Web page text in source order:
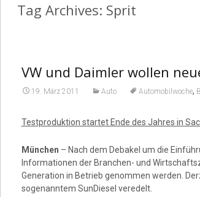
Tag Archives: Sprit
VW und Daimler wollen
19. März 2011 Auto Automobilwoche,
Testproduktion startet Ende des Jahres in
München – Nach dem Debakel um die
Informationen der Branchen- und
Generation in Betrieb genommen werden.
sogenanntem SunDiesel veredelt.